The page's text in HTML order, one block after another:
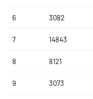
6 3082
7 14843
8 8121
9 3073